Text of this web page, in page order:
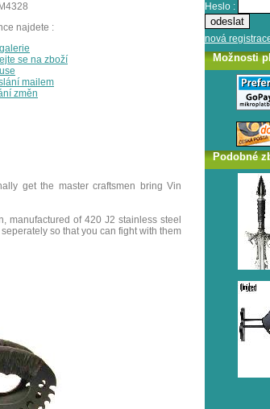
najdete :
se na zboží
mailem
změn
get the master craftsmen bring Vin
manufactured of 420 J2 stainless steel
so that you can fight with them
Heslo :
nová
Možnosti
Podobné